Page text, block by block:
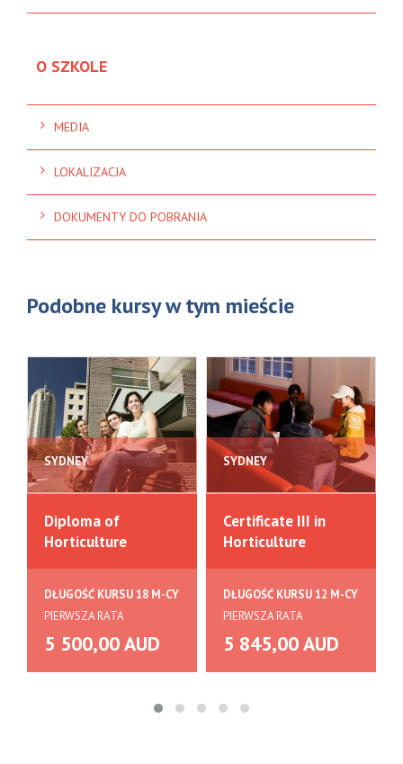
O SZKOLE
MEDIA
LOKALIZACJA
DOKUMENTY DO POBRANIA
Podobne kursy w tym mieście
SYDNEY
Diploma of
Horticulture
DŁUGOŚĆ KURSU 18 M-CY
PIERWSZA RATA
5 500,00 AUD
SYDNEY
Certificate III in
Horticulture
DŁUGOŚĆ KURSU 12 M-CY
PIERWSZA RATA
5 845,00 AUD